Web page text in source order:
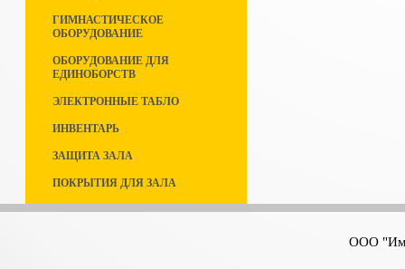
ГИМНАСТИЧЕСКОЕ
ОБОРУДОВАНИЕ
ОБОРУДОВАНИЕ ДЛЯ
ЕДИНОБОРСТВ
ЭЛЕКТРОННЫЕ ТАБЛО
ИНВЕНТАРЬ
ЗАЩИТА ЗАЛА
ПОКРЫТИЯ ДЛЯ ЗАЛА
ООО